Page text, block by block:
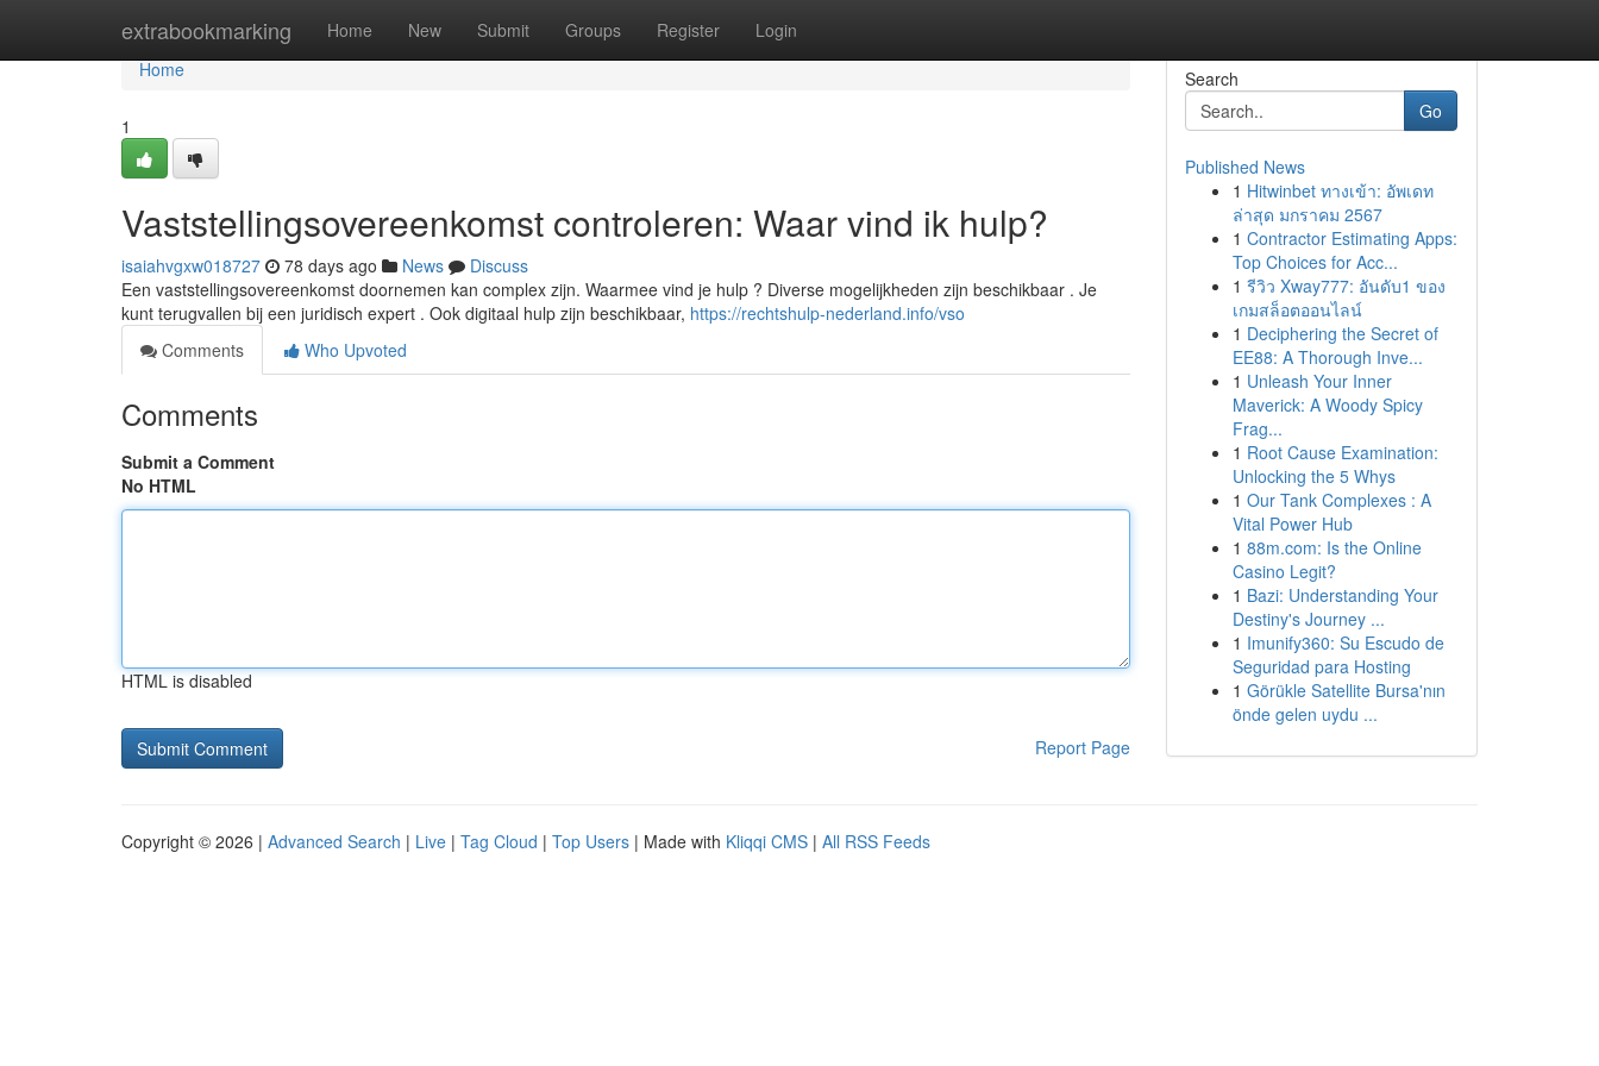
extrabookmarking Home New Submit Groups Register Login
Home
Home
1
Vaststellingsovereenkomst controleren: Waar vind ik hulp?
isaiahvgxw018727 78 days ago News
Discuss
Een vaststellingsovereenkomst doornemen kan complex zijn. Waarmee vind je hulp ? Diverse mogelijkheden zijn beschikbaar . Je
kunt terugvallen bij een juridisch expert . Ook digitaal hulp zijn beschikbaar, https://rechtshulp-nederland.info/vso
Comments
Who Upvoted
Comments
Submit a Comment
No HTML
HTML is disabled
Report Page
Search
Go
Published News
1 Hitwinbet ทางเข้า: อัพเดท
ล่าสุด มกราคม 2567
1 Contractor Estimating Apps:
Top Choices for Acc...
1 รีวิว Xway777: อันดับ1 ของ
เกมสล็อตออนไลน์
1 Deciphering the Secret of
EE88: A Thorough Inve...
1 Unleash Your Inner
Maverick: A Woody Spicy
Frag...
1 Root Cause Examination:
Unlocking the 5 Whys
1 Our Tank Complexes : A
Vital Power Hub
1 88m.com: Is the Online
Casino Legit?
1 Bazi: Understanding Your
Destiny's Journey ...
1 Imunify360: Su Escudo de
Seguridad para Hosting
1 Görükle Satellite Bursa'nın
önde gelen uydu ...
Copyright © 2026 | Advanced Search | Live | Tag Cloud | Top Users | Made with Kliqqi CMS | All RSS Feeds